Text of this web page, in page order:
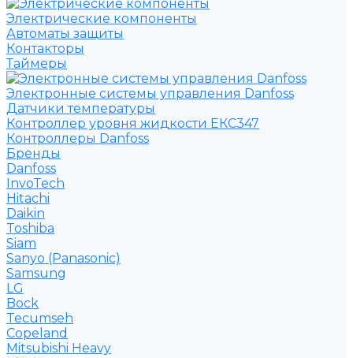
Электрические компоненты
Автоматы защиты
Контакторы
Таймеры
Электронные системы управления Danfoss
Датчики температуры
Контроллер уровня жидкости ЕКС347
Контроллеры Danfoss
Бренды
Danfoss
InvoTech
Hitachi
Daikin
Toshiba
Siam
Sanyo (Panasonic)
Samsung
LG
Bock
Tecumseh
Copeland
Mitsubishi Heavy